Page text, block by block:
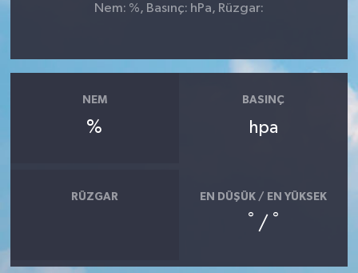
Nem: %, Basınç: hPa, Rüzgar:
NEM
%
BASINÇ
hpa
RÜZGAR EN DÜŞÜK / EN YÜKSEK
° / °